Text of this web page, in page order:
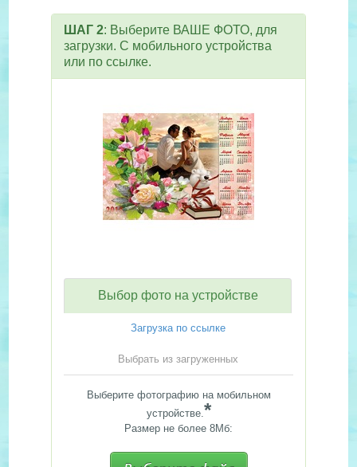
ШАГ 2: Выберите ВАШЕ ФОТО, для
загрузки. С мобильного устройства
или по ссылке.
Выбор фото на устройстве
Загрузка по ссылке
Выбрать из загруженных
Выберите фотографию на мобильном
устройстве.*
Размер не более 8Мб: